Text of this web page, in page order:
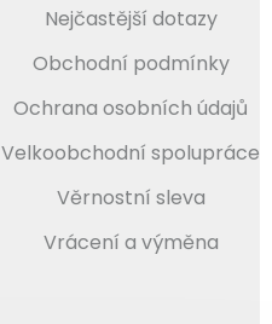
Nejčastější dotazy
Obchodní podmínky
Ochrana osobních údajů
Velkoobchodní spolupráce
Věrnostní sleva
Vrácení a výměna